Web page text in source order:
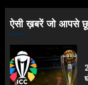
ऐसी ख़बरें जो आपसे